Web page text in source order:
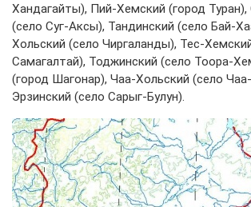
Хандагайты), Пий-Хемский (город
(село Суг-Аксы), Тандинский (село Бай-
Хольский (село Чиргаланды), Тес-
Самагалтай), Тоджинский (село Тоора-
(город Шагонар), Чаа-Хольский (село
Эрзинский (село Сарыг-Булун).